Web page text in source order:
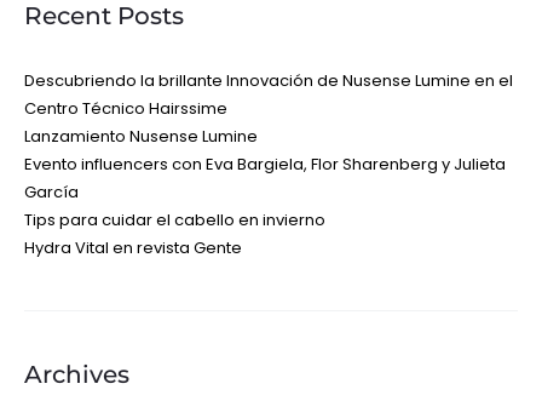
Recent Posts
Descubriendo la brillante Innovación de Nusense Lumine en el
Centro Técnico Hairssime
Lanzamiento Nusense Lumine
Evento influencers con Eva Bargiela, Flor Sharenberg y Julieta
García
Tips para cuidar el cabello en invierno
Hydra Vital en revista Gente
Archives